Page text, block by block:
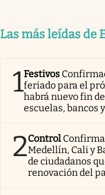
Las más leídas de
1Festivos
feriado para el
habrá nuevo fin
escuelas, bancos
2Control
Medellín, Cali y
de ciudadanos
renovación del